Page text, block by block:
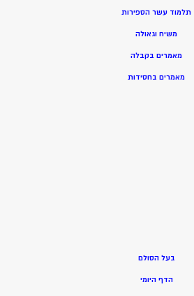
תלמוד עשר הספירות
משיח וגאולה
מאמרים בקבלה
מאמרים בחסידות
בעל הסולם
הדף היומי